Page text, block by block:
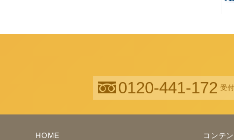
0120-441-172 受
HOME コンテ